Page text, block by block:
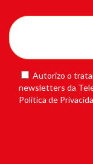
Autorizo o
newsletters da
Política de